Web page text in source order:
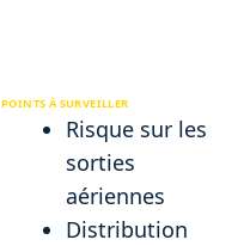
POINTS À SURVEILLER
Risque sur les
sorties
aériennes
Distribution